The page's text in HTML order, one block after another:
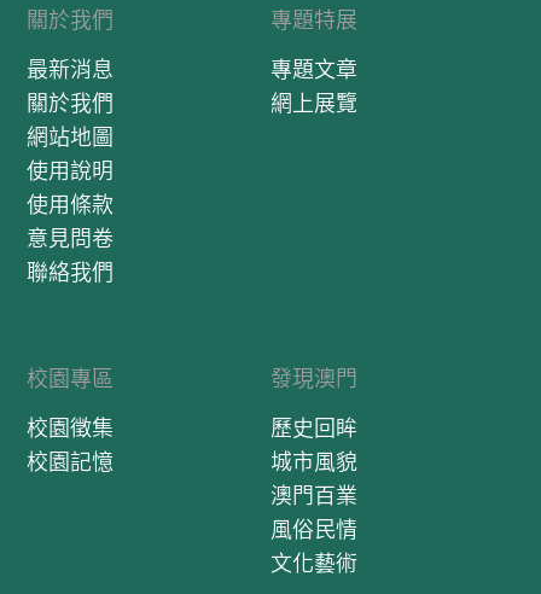
關於我們
最新消息
關於我們
網站地圖
使用說明
使用條款
意見問卷
聯絡我們
專題特展
專題文章
網上展覽
校園專區
校園徵集
校園記憶
發現澳門
歷史回眸
城市風貌
澳門百業
風俗民情
文化藝術